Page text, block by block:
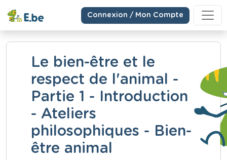
Connexion / Mon Compte
Le bien-être et le
respect de l'animal -
Partie 1 - Introduction
- Ateliers
philosophiques - Bien-
être animal